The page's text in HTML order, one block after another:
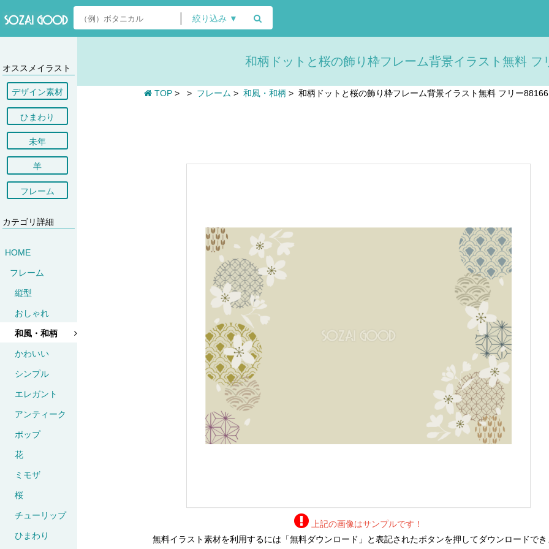
絞り込み ▼
オススメイラスト
デザイン素材
ひまわり
未年
羊
フレーム
カテゴリ詳細
HOME
フレーム
縦型
おしゃれ
和風・和柄
かわいい
シンプル
エレガント
アンティーク
ポップ
花
ミモザ
桜
チューリップ
ひまわり
和柄ドットと桜の飾り枠フレーム背景イラスト無料 フ
TOP > > フレーム > 和風・和柄 > 和柄ドットと桜の飾り枠フレーム背景イラスト無料 フリー88166
上記の画像はサンプルです！
無料イラスト素材を利用するには「無料ダウンロード」と表記されたボタンを押してダウンロードでき